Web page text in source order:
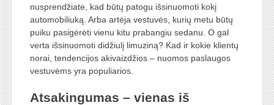
nusprendžiate, kad būtų patogu išsinuomoti kokį
automobiliuką. Arba artėja vestuvės, kurių metu būtų
puiku pasigėrėti vienu kitu prabangiu sedanu. O gal
verta išsinuomoti didžiulį limuziną? Kad ir kokie klientų
norai, tendencijos akivaizdžios – nuomos paslaugos
vestuvėms yra populiarios.
Atsakingumas – vienas iš